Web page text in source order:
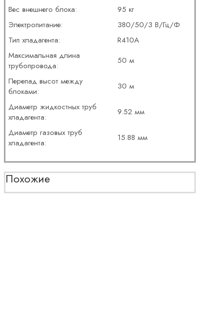
Вес внешнего блока:
95 кг
Электропитание:
380/50/3 В/Гц/Ф
Тип хладагента:
R410A
Максимальная длина
трубопровода:
50 м
Перепад высот между
блоками:
30 м
Диаметр жидкостных труб
хладагента:
9.52 мм
Диаметр газовых труб
хладагента:
15.88 мм
Похожие